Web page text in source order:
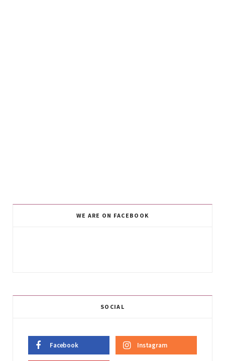
WE ARE ON FACEBOOK
SOCIAL
Facebook Instagram